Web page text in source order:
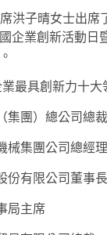
洪子晴女士出
企業創新活動日
最具創新力十大
團）總公司總裁
集團公司總經理
有限公司董事長
局主席